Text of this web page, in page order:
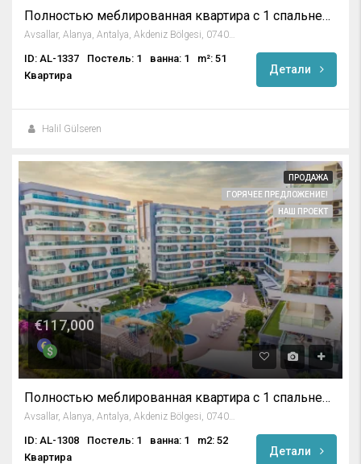
Полностью меблированная квартира с 1 спальней в Emerald Dreams
Avsallar, Alanya, Antalya, Akdeniz Bölgesi, 07407, Türkiye
ID: AL-1337 Постель: 1 ванна: 1
m²: 51
Квартира
Детали
Halil Gülseren
ПРОДАЖА
ГОРЯЧЕЕ ПРЕДЛОЖЕНИЕ!
НАШ ПРОЕКТ
€117,000
Полностью меблированная квартира с 1 спальней в Emerald Park
ID: AL-1308 Постель: 1 ванна: 1
m2: 52
Квартира
Детали